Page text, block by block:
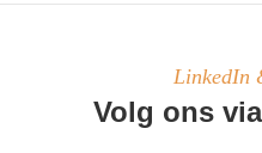
LinkedIn
Volg ons